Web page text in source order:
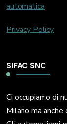
automatica.
Privacy Policy
SIFAC SNC
Ci occupiamo di
Milano ma